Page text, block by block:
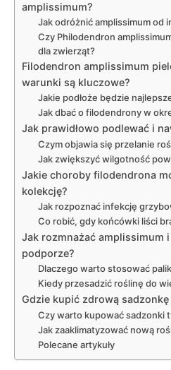
amplissimum?
Jak odróżnić amplissimum od
Czy Philodendron
dla zwierząt?
Filodendron amplissimum
warunki są kluczowe?
Jakie podłoże będzie
Jak dbać o filodendrony w
Jak prawidłowo podlewać i
Czym objawia się przelanie
Jak zwiększyć wilgotność
Jakie choroby filodendrona
kolekcję?
Jak rozpoznać infekcję
Co robić, gdy końcówki liści
Jak rozmnażać amplissimum
podporze?
Dlaczego warto stosować
Kiedy przesadzić roślinę do
Gdzie kupić zdrową
Czy warto kupować sadzonki
Jak zaaklimatyzować nową
Polecane artykuły